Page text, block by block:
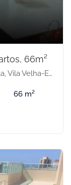
66m²
Vila Velha-ES
66 m²